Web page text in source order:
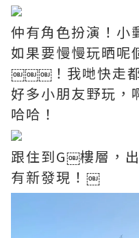
仲有角色扮演！小
如果要慢慢玩晒
￼￼￼！我哋快走
好多小朋友野玩
哈哈！
跟住到G￼樓層，
有新發現！￼